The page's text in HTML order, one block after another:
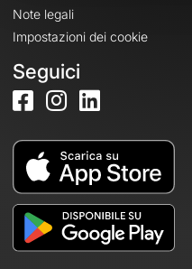
Note legali
Impostazioni dei cookie
Seguici